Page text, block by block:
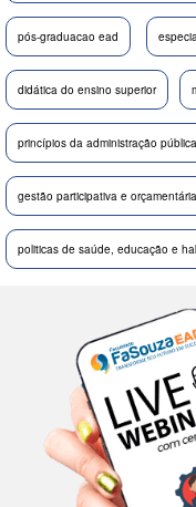
pós-graduacao ead
didática do ensino superior
princípios da administração pública
gestão participativa e orçamentária
politicas de saúde, educação e